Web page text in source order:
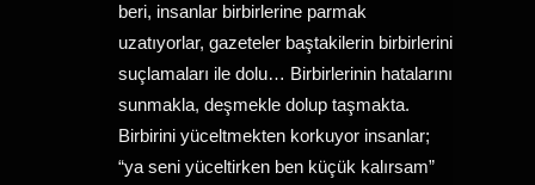
beri, insanlar birbirlerine parmak
uzatıyorlar, gazeteler baştakilerin birbirlerini
suçlamaları ile dolu… Birbirlerinin hatalarını
sunmakla, deşmekle dolup taşmakta.
Birbirini yüceltmekten korkuyor insanlar;
“ya seni yüceltirken ben küçük kalırsam”